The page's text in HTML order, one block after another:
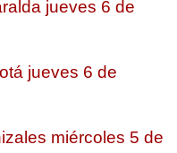
jueves 6 de
jueves 6 de
miércoles 5 de